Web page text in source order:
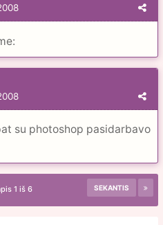
su photoshop pasidarbavo
SEKANTIS
1 iš 6